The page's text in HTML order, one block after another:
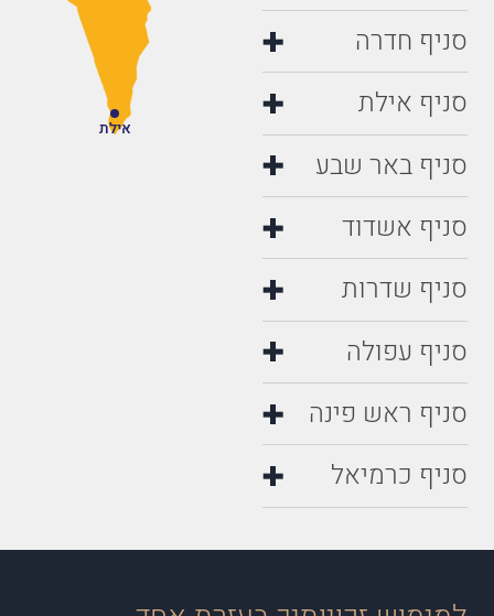
סניף חדרה
סניף אילת
סניף באר שבע
סניף אשדוד
סניף שדרות
סניף עפולה
סניף ראש פינה
סניף כרמיאל
אילת